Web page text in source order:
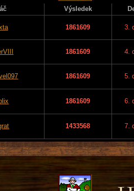
Výsledek
1861609 3.
1861609 4.
1861609 5.
1861609 6.
1433568 7.